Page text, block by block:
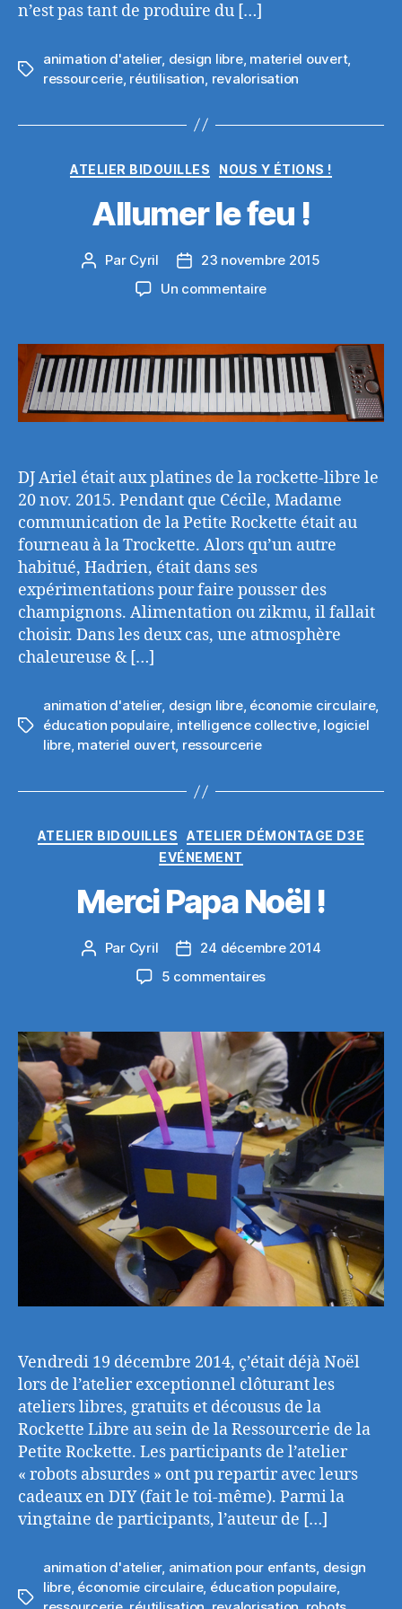
n’est pas tant de produire du […]
Étiquettes
animation d'atelier, design libre, materiel ouvert,
ressourcerie, réutilisation, revalorisation
Catégories
ATELIER BIDOUILLES NOUS Y ÉTIONS !
Allumer le feu !
Auteur
Par Cyril
Date23 novembre 2015
Un commentairesur
feu !
DJ Ariel était aux platines de la rockette-libre le
20 nov. 2015. Pendant que Cécile, Madame
communication de la Petite Rockette était au
fourneau à la Trockette. Alors qu’un autre
habitué, Hadrien, était dans ses
expérimentations pour faire pousser des
champignons. Alimentation ou zikmu, il fallait
choisir. Dans les deux cas, une atmosphère
chaleureuse & […]
Étiquettes
animation d'atelier, design libre, économie circulaire,
éducation populaire, intelligence collective, logiciel
libre, materiel ouvert, ressourcerie
Catégories
ATELIER BIDOUILLES
ATELIER DÉMONTAGE D3E
EVÉNEMENT
Merci Papa Noël !
Auteur
Par Cyril
Date24 décembre 2014
5 commentairessur
Noël
!
Vendredi 19 décembre 2014, ç’était déjà Noël
lors de l’atelier exceptionnel clôturant les
ateliers libres, gratuits et décousus de la
Rockette Libre au sein de la Ressourcerie de la
Petite Rockette. Les participants de l’atelier
« robots absurdes » ont pu repartir avec leurs
cadeaux en DIY (fait le toi-même). Parmi la
vingtaine de participants, l’auteur de […]
Étiquettes
animation d'atelier, animation pour enfants, design
libre, économie circulaire, éducation populaire,